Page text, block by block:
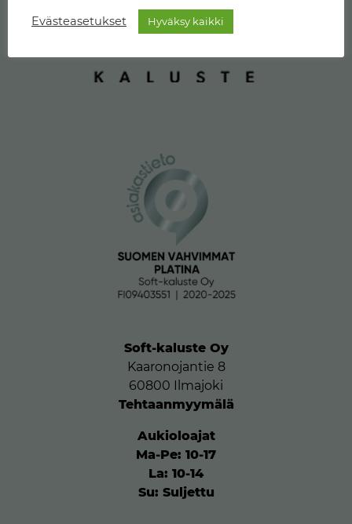
Soft-kaluste Oy
Kaaronojantie 8
60800 Ilmajoki
Tehtaanmyymälä
Aukioloajat
Ma-Pe: 10-17
La: 10-14
Su: Suljettu
Evästeasetukset Hyväksy kaikki